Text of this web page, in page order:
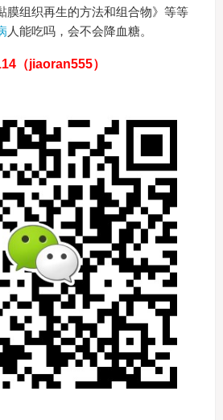
膜组织再生的方法和组合物》等等
人能吃吗，会不会降血糖。
（jiaoran555）